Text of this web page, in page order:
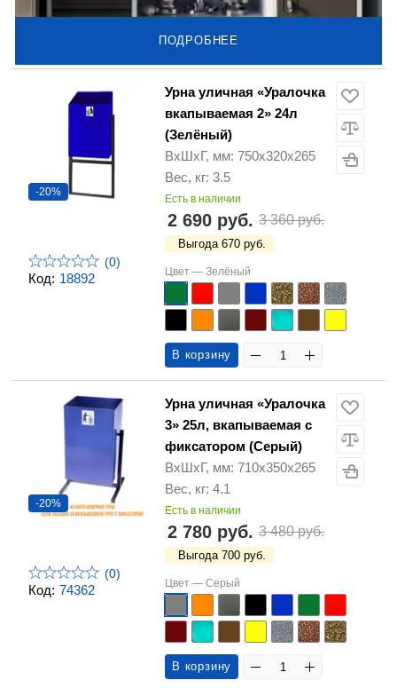
ПОДРОБНЕЕ
Код: 18892
-20%
(0)
Урна уличная «Уралочка
вкапываемая 2» 24л
(Зелёный)
ВхШхГ, мм: 750х320х265
Вес, кг: 3.5
Есть в наличии
2 690 руб. 3 360 руб.
Выгода 670 руб.
Цвет — Зелёный
В корзину
Код: 74362
-20%
(0)
Урна уличная «Уралочка
3» 25л, вкапываемая с
фиксатором (Серый)
ВхШхГ, мм: 710х350х265
Вес, кг: 4.1
Есть в наличии
2 780 руб. 3 480 руб.
Выгода 700 руб.
Цвет — Серый
В корзину